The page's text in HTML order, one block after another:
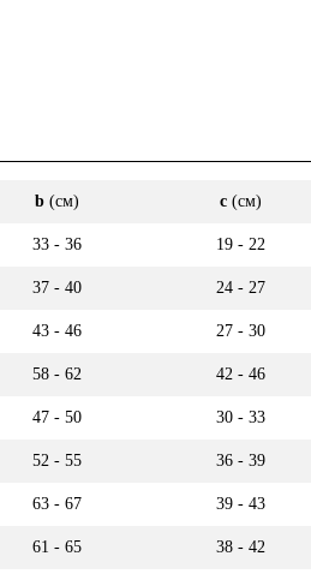
b (см) c (см)
33 - 36 19 - 22
37 - 40 24 - 27
43 - 46 27 - 30
58 - 62 42 - 46
47 - 50 30 - 33
52 - 55 36 - 39
63 - 67 39 - 43
61 - 65 38 - 42